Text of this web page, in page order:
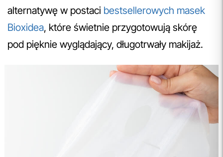
alternatywę w postaci bestsellerowych masek
Bioxidea, które świetnie przygotowują skórę
pod pięknie wyglądający, długotrwały makijaż.